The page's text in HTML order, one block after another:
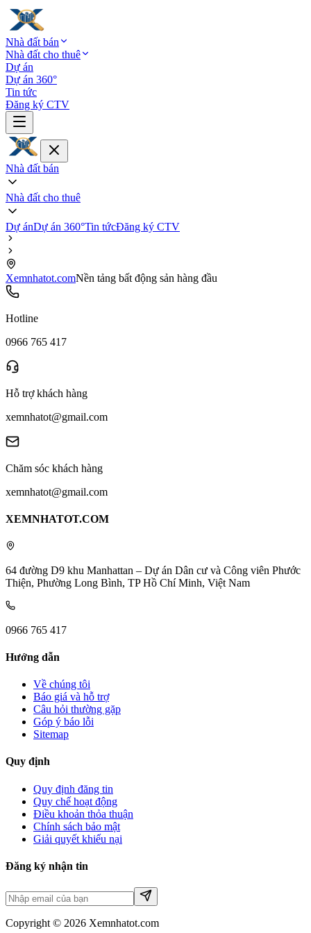
Nhà đất bán
Nhà đất cho thuê
Dự án
Dự án 360°
Tin tức
Đăng ký CTV
Nhà đất bán
Nhà đất cho thuê
Dự ánDự án 360°Tin tứcĐăng ký CTV
Xemnhatot.comNền tảng bất động sản hàng đầu
Hotline
0966 765 417
Hỗ trợ khách hàng
xemnhatot@gmail.com
Chăm sóc khách hàng
xemnhatot@gmail.com
XEMNHATOT.COM
64 đường D9 khu Manhattan – Dự án Dân cư và Công viên Phước
Thiện, Phường Long Bình, TP Hồ Chí Minh, Việt Nam
0966 765 417
Hướng dẫn
Về chúng tôi
Báo giá và hỗ trợ
Câu hỏi thường gặp
Góp ý báo lỗi
Sitemap
Quy định
Quy định đăng tin
Quy chế hoạt động
Điều khoản thỏa thuận
Chính sách bảo mật
Giải quyết khiếu nại
Đăng ký nhận tin
Copyright © 2026 Xemnhatot.com